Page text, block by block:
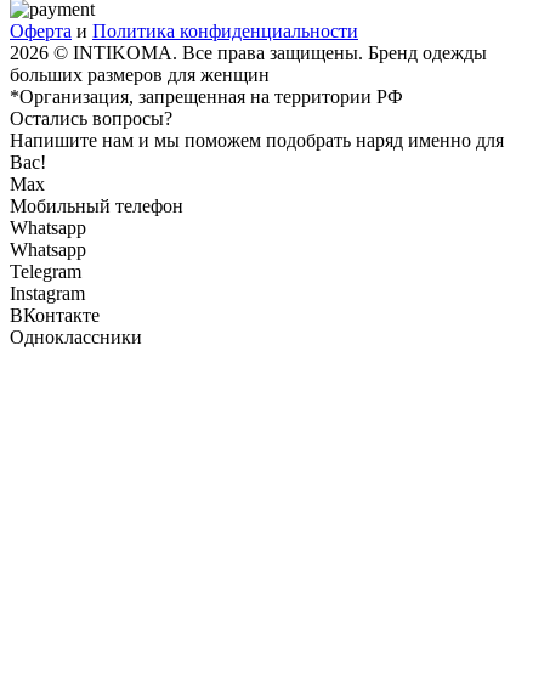
Оферта и Политика конфиденциальности
2026 © INTIKOMA. Все права защищены. Бренд одежды
больших размеров для женщин
*Организация, запрещенная на территории РФ
Остались вопросы?
Напишите нам и мы поможем подобрать наряд именно для
Вас!
Max
Мобильный телефон
Whatsapp
Whatsapp
Telegram
Instagram
ВКонтакте
Одноклассники